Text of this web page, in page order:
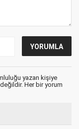
yazan kişiye
Her bir yorum